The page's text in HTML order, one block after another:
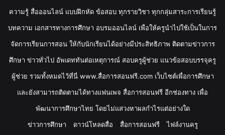
ความรู้ สื่อออนไลน์ แบบฝึกหัด ข้อสอบ ทุกรายวิชา ทุกกลุ่มสาระการเรียนรู้
บทความ เอกสารทางการศึกษา อบรมออนไลน์ เพื่อให้ครูนำไปใช้เป็นในการ
จัดการเรียนการสอน ให้กับนักเรียนได้อย่างมีประสิทธิภาพ ติดตามข่าวการ
ศึกษา ข่าวทั่วไป อัพเดททันต่อเหตุการณ์ สอบครูผู้ช่วย แนวข้อสอบบรรจุครู
ผู้ช่วย รวมทั้งหมดไว้ที่นี่ www.สื่อการสอนฟรี.com เว็บไซต์เพื่อการศึกษา
และยังสามารถติดตามได้ทางแฟนเพจ สื่อการสอนฟรี อีกช่องทาง เพื่อ
พัฒนาการศึกษาไทย โดยไม่แสวงหาผลกำไรแต่อย่างใด
ข่าวการศึกษา
ดาวน์โหลดสื่อ สื่อการสอนฟรี
ไฟล์งานครู